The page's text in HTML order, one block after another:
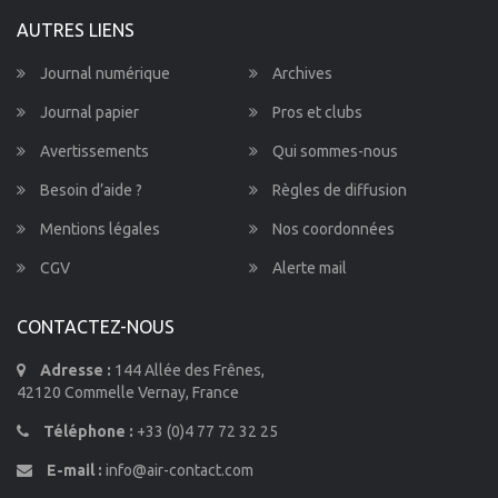
AUTRES LIENS
Journal numérique Archives
Journal papier Pros et clubs
Avertissements Qui sommes-nous
Besoin d’aide ? Règles de diffusion
Mentions légales Nos coordonnées
CGV Alerte mail
CONTACTEZ-NOUS
Adresse : 144 Allée des Frênes,
42120 Commelle Vernay, France
Téléphone : +33 (0)4 77 72 32 25
E-mail : info@air-contact.com